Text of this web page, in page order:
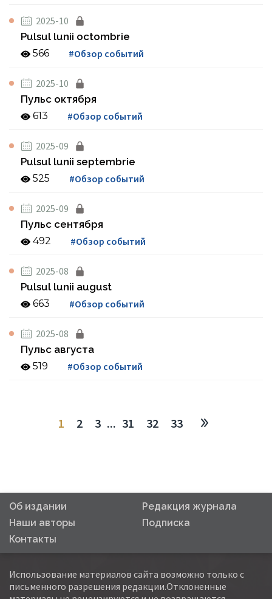
2025-10
Pulsul lunii octombrie
566 #Обзор событий
2025-10
Пульс октября
613 #Обзор событий
2025-09
Pulsul lunii septembrie
525 #Обзор событий
2025-09
Пульс сентября
492 #Обзор событий
2025-08
Pulsul lunii august
663 #Обзор событий
2025-08
Пульс августа
519 #Обзор событий
1 2 3 ... 31 32 33
Об издании
Редакция журнала
Наши авторы
Подписка
Контакты
Использование материалов сайта возможно только с
письменного разрешения редакции.Отклоненные